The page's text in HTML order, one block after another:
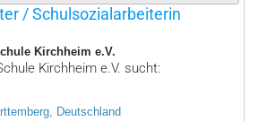
/ Schulsozialarbeiterin
Kirchheim e.V.
Kirchheim e.V. sucht:
Deutschland